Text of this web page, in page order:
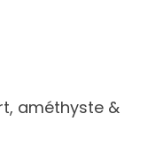
améthyste &